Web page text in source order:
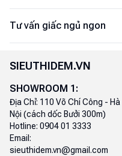
Tư vấn giấc ngủ ngon
SIEUTHIDEM.VN
SHOWROOM 1 :
Địa Chỉ: 110 Võ Chí Công - Hà
Nội (cách dốc Bưởi 300m)
Hotline: 0904 01 3333
Email:
sieuthidem.vn@gmail.com